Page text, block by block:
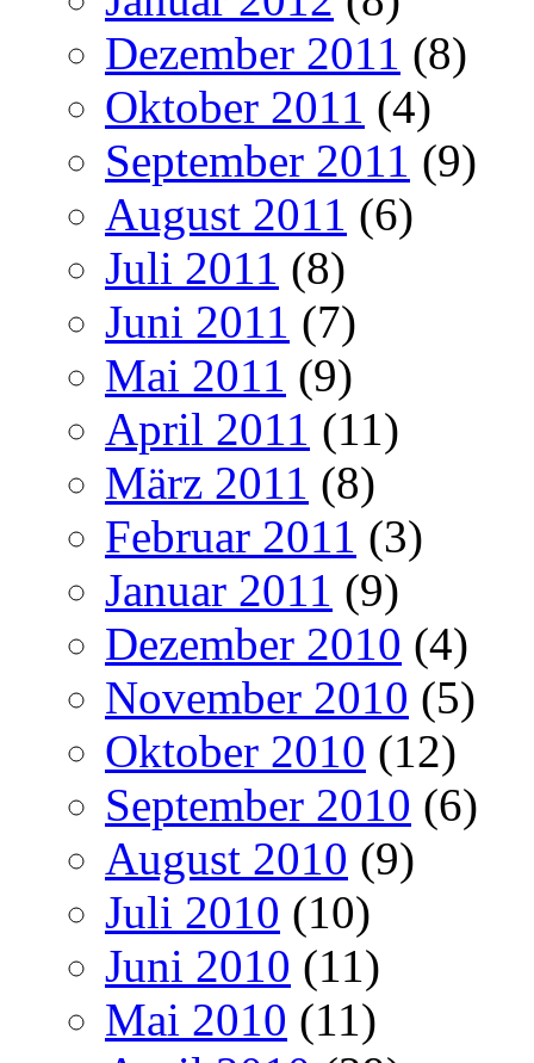
Dezember 2011 (8)
Oktober 2011 (4)
September 2011 (9)
August 2011 (6)
Juli 2011 (8)
Juni 2011 (7)
Mai 2011 (9)
April 2011 (11)
März 2011 (8)
Februar 2011 (3)
Januar 2011 (9)
Dezember 2010 (4)
November 2010 (5)
Oktober 2010 (12)
September 2010 (6)
August 2010 (9)
Juli 2010 (10)
Juni 2010 (11)
Mai 2010 (11)